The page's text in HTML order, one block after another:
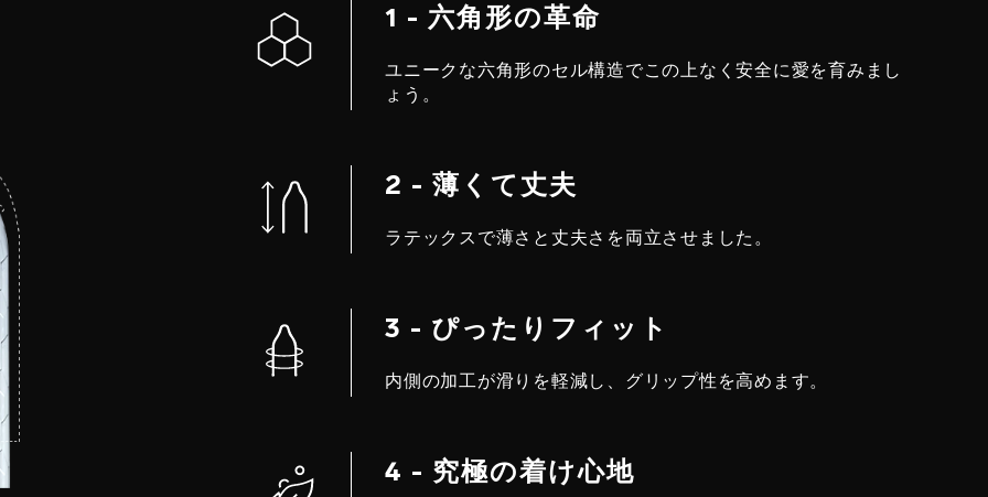
1 - 六角形の革命
ユニークな六角形のセル構造でこの上なく安全に愛を育みまし
ょう。
2 - 薄くて丈夫
ラテックスで薄さと丈夫さを両立させました。
3 - ぴったりフィット
内側の加工が滑りを軽減し、グリップ性を高めます。
4 - 究極の着け心地